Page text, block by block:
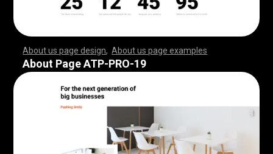
About us page design ,About us page examples
,,,,,,,,,,,,,,,,,,,,,,,, ,,,,,,,,,,,,,,,,,,,,,,,,,,,
,,,,,,,,,,,,,,,,,,,,,,,, ,,,,,,,,,,,,,,,,,,,,,,,,,,,
,,,,,,,,,,,,,,,,,,,,,,,, ,,,,,,,,,,,,,,,,,,,,,,,,,,,
,,,,,,,,,,,,,,,,,,,,,,,, ,,,,,,,,,,,,,,,,,,,,,,,,,,,
,,,,,,,,,,,,,,,,,,,,,,,, ,,,,,,,,,,,,,,,,,,,,,,,,,,,
,,,,,,,,,,,,,,,,,,,,,,,, ,,,,,,,,,,,,,,,,,,,,,,,,,,,
,,,,,,,,,,,,,,,,,,,,,,,, ,,,,,,,,,,,,,,,,,,,,,,,,,,,
,,,,,,,,,,,,,,,,,,,,,,,, ,,,,,,,,,,,,
About Page ATP-PRO-19